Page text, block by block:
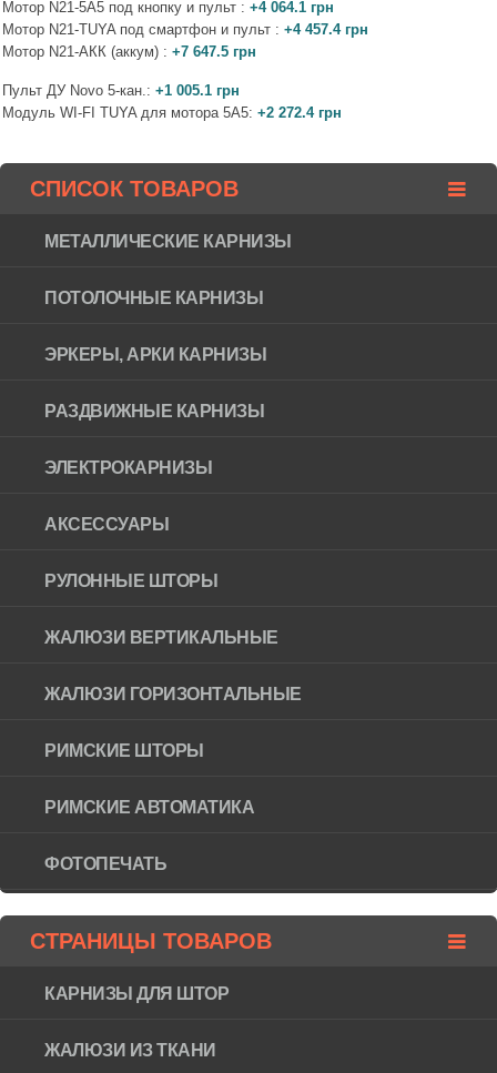
Мотор N21-5A5 под кнопку и пульт : +4 064.1 грн
Мотор N21-TUYA под смартфон и пульт : +4 457.4 грн
Мотор N21-АКК (аккум) : +7 647.5 грн
Пульт ДУ Novo 5-кан.: +1 005.1 грн
Модуль WI-FI TUYA для мотора 5A5: +2 272.4 грн
СПИСОК ТОВАРОВ
МЕТАЛЛИЧЕСКИЕ КАРНИЗЫ
ПОТОЛОЧНЫЕ КАРНИЗЫ
ЭРКЕРЫ, АРКИ КАРНИЗЫ
РАЗДВИЖНЫЕ КАРНИЗЫ
ЭЛЕКТРОКАРНИЗЫ
АКСЕССУАРЫ
РУЛОННЫЕ ШТОРЫ
ЖАЛЮЗИ ВЕРТИКАЛЬНЫЕ
ЖАЛЮЗИ ГОРИЗОНТAЛЬНЫЕ
РИМСКИЕ ШТОРЫ
РИМСКИЕ АВТОМАТИКА
ФОТОПЕЧАТЬ
СТРАНИЦЫ ТОВАРОВ
КАРНИЗЫ ДЛЯ ШТОР
ЖАЛЮЗИ ИЗ ТКАНИ